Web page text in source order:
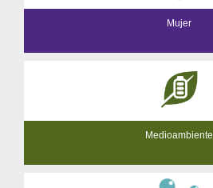
Mujer
Medioambiente